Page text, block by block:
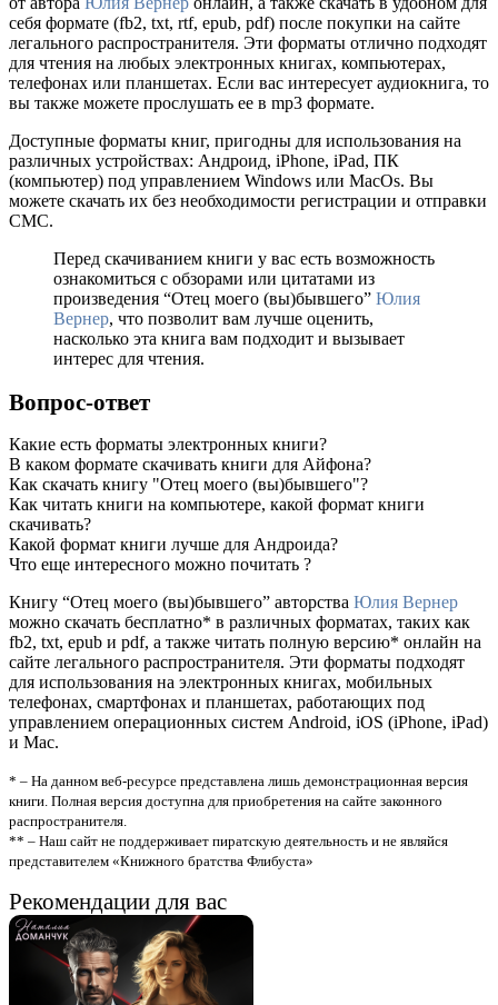
себя формате (fb2, txt, rtf, epub, pdf) после покупки на сайте
легального распространителя. Эти форматы отлично подходят
для чтения на любых электронных книгах, компьютерах,
телефонах или планшетах. Если вас интересует аудиокнига, то
вы также можете прослушать ее в mp3 формате.
Доступные форматы книг, пригодны для использования на
различных устройствах: Андроид, iPhone, iPad, ПК
(компьютер) под управлением Windows или MacOs. Вы
можете скачать их без необходимости регистрации и отправки
СМС.
Перед скачиванием книги у вас есть возможность
ознакомиться с обзорами или цитатами из
произведения “Отец моего (вы)бывшего” Юлия
Вернер, что позволит вам лучше оценить,
насколько эта книга вам подходит и вызывает
интерес для чтения.
Вопрос-ответ
Какие есть форматы электронных книги?
В каком формате скачивать книги для Айфона?
Как скачать книгу "Отец моего (вы)бывшего"?
Как читать книги на компьютере, какой формат книги
скачивать?
Какой формат книги лучше для Андроида?
Что еще интересного можно почитать ?
Книгу “Отец моего (вы)бывшего” авторства Юлия Вернер
можно скачать бесплатно* в различных форматах, таких как
fb2, txt, epub и pdf, а также читать полную версию* онлайн на
сайте легального распространителя. Эти форматы подходят
для использования на электронных книгах, мобильных
телефонах, смартфонах и планшетах, работающих под
управлением операционных систем Android, iOS (iPhone, iPad)
и Mac.
* – На данном веб-ресурсе представлена лишь демонстрационная версия
книги. Полная версия доступна для приобретения на сайте законного
распространителя.
** – Наш сайт не поддерживает пиратскую деятельность и не являйся
представителем «Книжного братства Флибуста»
Рекомендации для вас